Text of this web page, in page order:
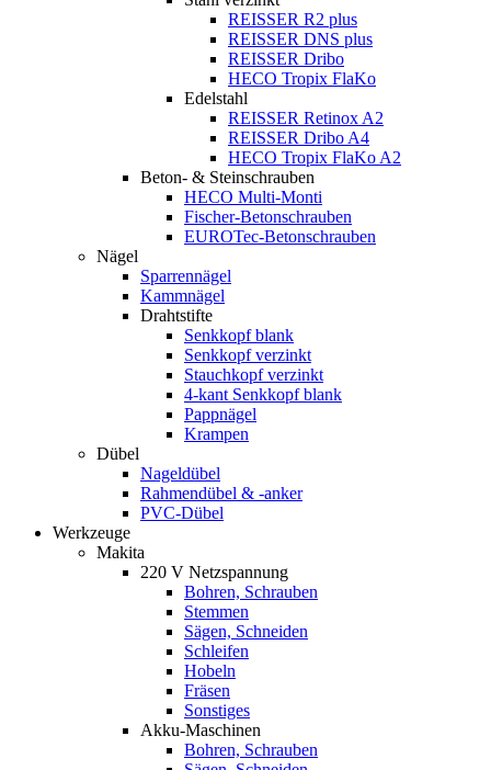
REISSER R2 plus
REISSER DNS plus
REISSER Dribo
HECO Tropix FlaKo
Edelstahl
REISSER Retinox A2
REISSER Dribo A4
HECO Tropix FlaKo A2
Beton- & Steinschrauben
HECO Multi-Monti
Fischer-Betonschrauben
EUROTec-Betonschrauben
Nägel
Sparrennägel
Kammnägel
Drahtstifte
Senkkopf blank
Senkkopf verzinkt
Stauchkopf verzinkt
4-kant Senkkopf blank
Pappnägel
Krampen
Dübel
Nageldübel
Rahmendübel & -anker
PVC-Dübel
Werkzeuge
Makita
220 V Netzspannung
Bohren, Schrauben
Stemmen
Sägen, Schneiden
Schleifen
Hobeln
Fräsen
Sonstiges
Akku-Maschinen
Bohren, Schrauben